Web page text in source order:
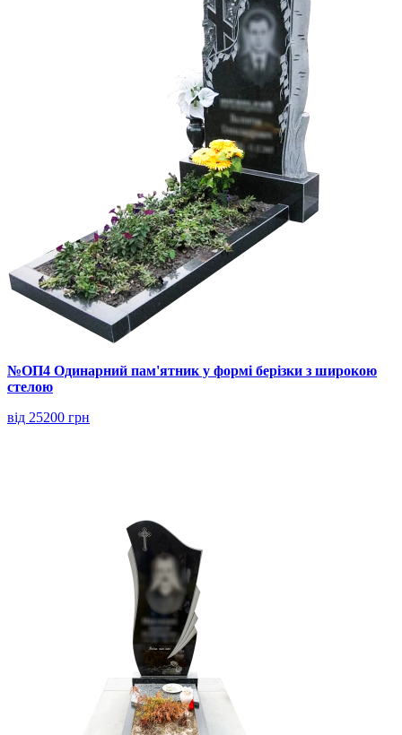
№ОП4 Одинарний пам'ятник у формі берізки з широкою
стелою
від 25200 грн